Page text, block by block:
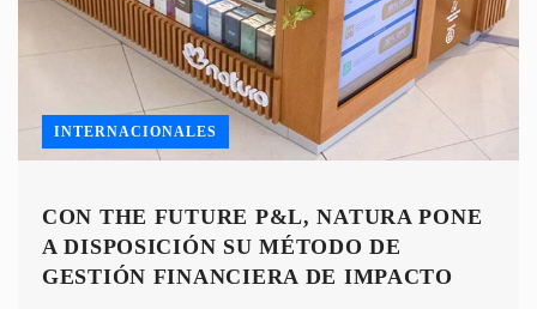
INTERNACIONALES
CON THE FUTURE P&L, NATURA PONE
A DISPOSICIÓN SU MÉTODO DE
GESTIÓN FINANCIERA DE IMPACTO